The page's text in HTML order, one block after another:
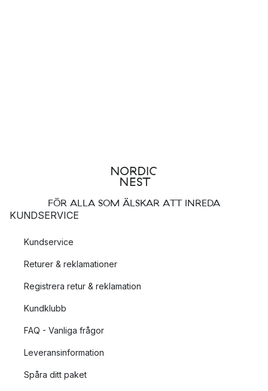
FÖR ALLA SOM ÄLSKAR ATT INREDA
KUNDSERVICE
Kundservice
Returer & reklamationer
Registrera retur & reklamation
Kundklubb
FAQ - Vanliga frågor
Leveransinformation
Spåra ditt paket